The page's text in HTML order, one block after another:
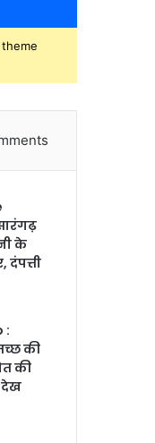
के
दंपत्ती
:
की
की
देख